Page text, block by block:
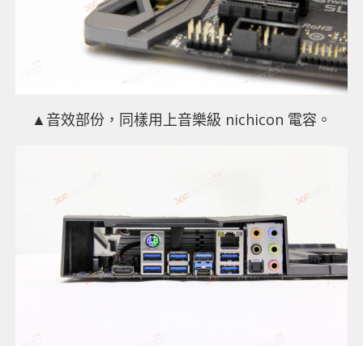
▲音效部份，同樣用上音樂級 nichicon 電容。